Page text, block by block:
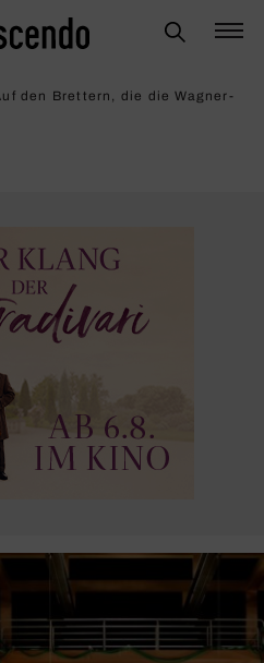
den Bret­tern, die die Wagner-